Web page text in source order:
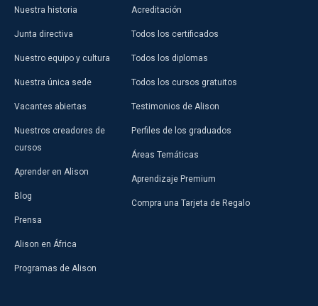
Nuestra historia
Junta directiva
Nuestro equipo y cultura
Nuestra única sede
Vacantes abiertas
Nuestros creadores de
cursos
Aprender en Alison
Blog
Prensa
Alison en África
Programas de Alison
Acreditación
Todos los certificados
Todos los diplomas
Todos los cursos gratuitos
Testimonios de Alison
Perfiles de los graduados
Áreas Temáticas
Aprendizaje Premium
Compra una Tarjeta de Regalo